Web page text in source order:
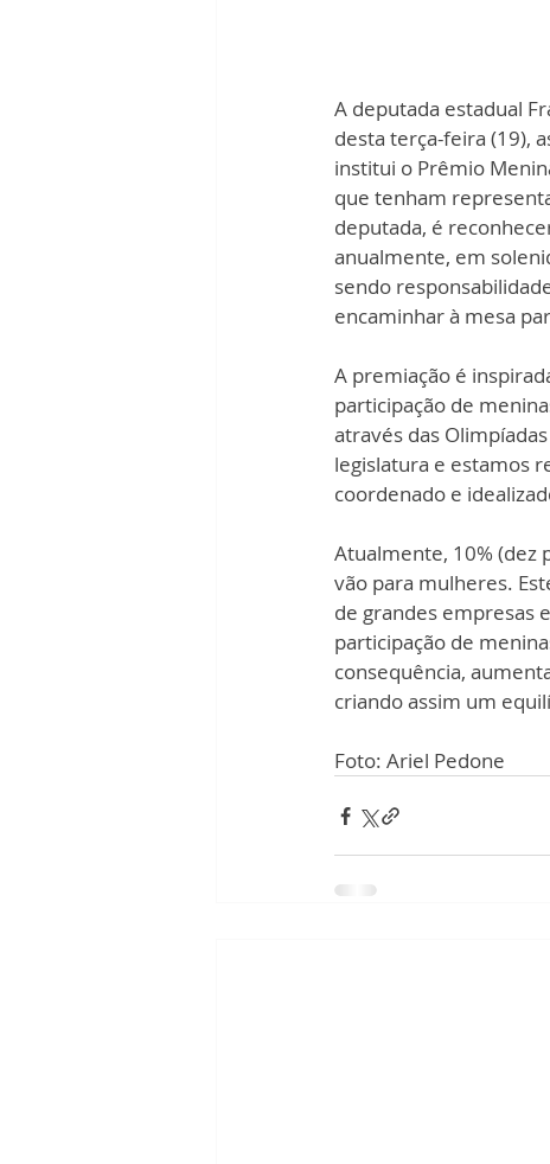
A deputada estadual
desta terça-feira (19),
institui o Prêmio
que tenham
deputada, é
anualmente, em
sendo
encaminhar à mesa
A premiação é
participação de
através das
legislatura e estamos
coordenado e
Atualmente, 10% (dez
vão para mulheres.
de grandes empresas
participação de
consequência,
criando assim um
Foto: Ariel Pedone